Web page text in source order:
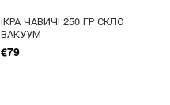
ІКРА ЧАВИЧІ 250 ГР СКЛО
ВАКУУМ
€79